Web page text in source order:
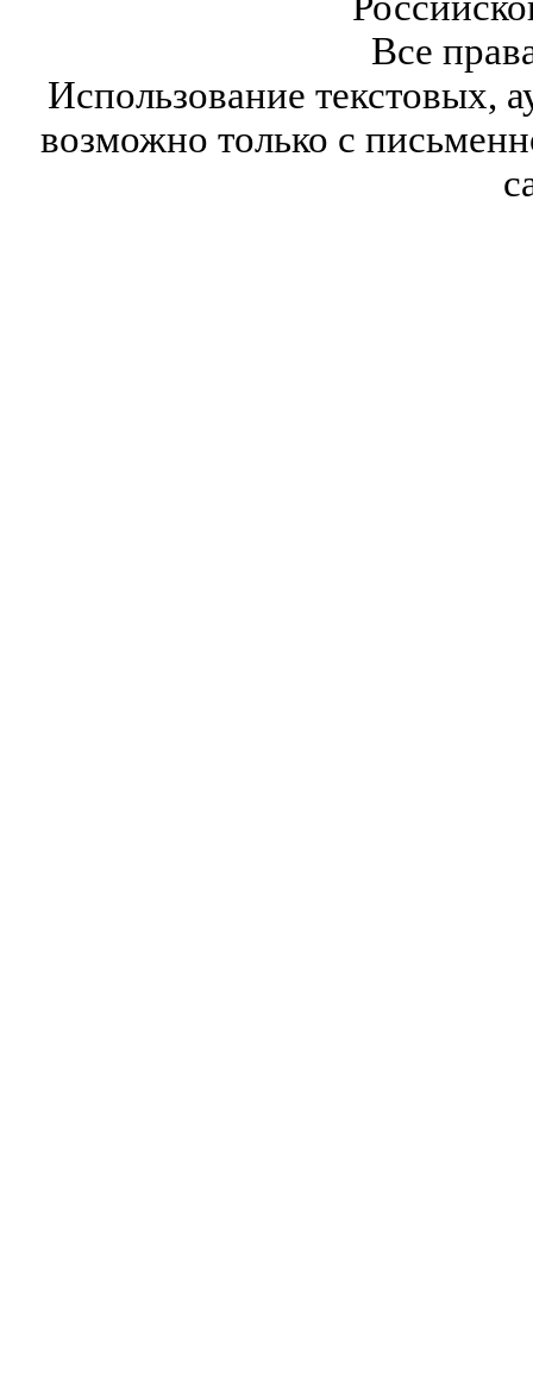
Все
Использование текстовых,
возможно только с